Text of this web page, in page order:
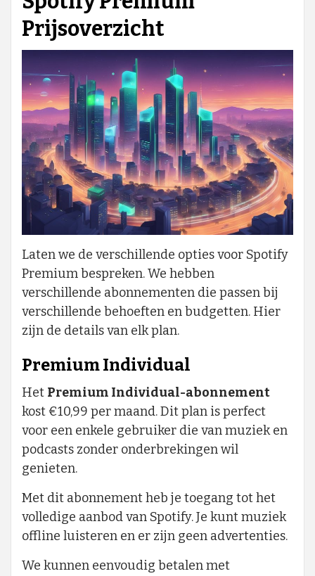
Prijsoverzicht
Laten we de verschillende opties voor Spotify
Premium bespreken. We hebben
verschillende abonnementen die passen bij
verschillende behoeften en budgetten. Hier
zijn de details van elk plan.
Premium Individual
Het Premium Individual-abonnement
kost €10,99 per maand. Dit plan is perfect
voor een enkele gebruiker die van muziek en
podcasts zonder onderbrekingen wil
genieten.
Met dit abonnement heb je toegang tot het
volledige aanbod van Spotify. Je kunt muziek
offline luisteren en er zijn geen advertenties.
We kunnen eenvoudig betalen met